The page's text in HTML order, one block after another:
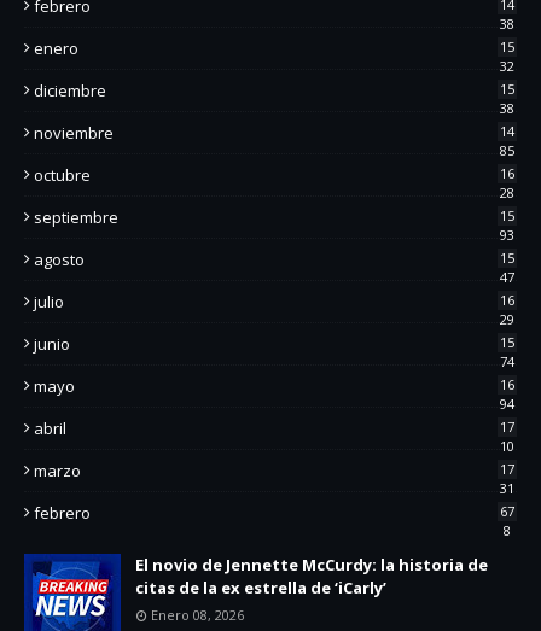
febrero
14
38
enero
15
32
diciembre
15
38
noviembre
14
85
octubre
16
28
septiembre
15
93
agosto
15
47
julio
16
29
junio
15
74
mayo
16
94
abril
17
10
marzo
17
31
febrero
67
8
El novio de Jennette McCurdy: la historia de
citas de la ex estrella de ‘iCarly’
Enero 08, 2026